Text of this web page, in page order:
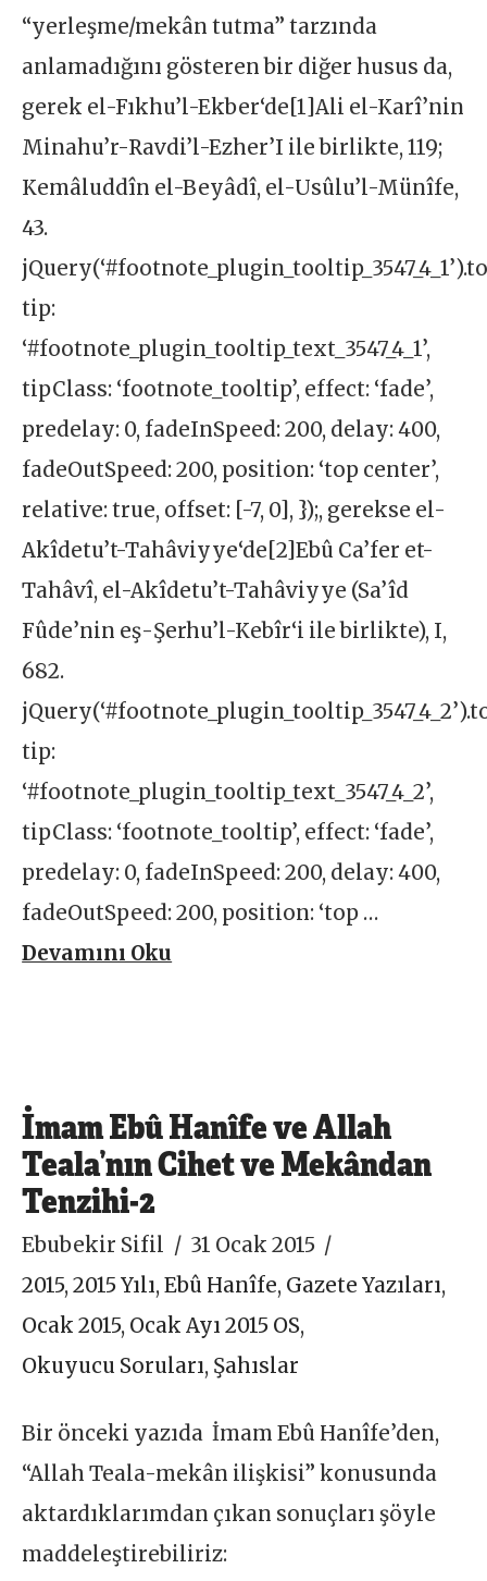
“yerleşme/mekân tutma” tarzında
anlamadığını gösteren bir diğer husus da,
gerek el-Fıkhu’l-Ekber‘de[1]Ali el-Karî’nin
Minahu’r-Ravdi’l-Ezher’I ile birlikte, 119;
Kemâluddîn el-Beyâdî, el-Usûlu’l-Münîfe,
43.
tip:
‘#footnote_plugin_tooltip_text_3547_4_1’,
tipClass: ‘footnote_tooltip’, effect: ‘fade’,
predelay: 0, fadeInSpeed: 200, delay: 400,
fadeOutSpeed: 200, position: ‘top center’,
relative: true, offset: [-7, 0], });, gerekse el-
Akîdetu’t-Tahâviyye‘de[2]Ebû Ca’fer et-
Tahâvî, el-Akîdetu’t-Tahâviyye (Sa’îd
Fûde’nin eş-Şerhu’l-Kebîr‘i ile birlikte), I,
682.
tip:
‘#footnote_plugin_tooltip_text_3547_4_2’,
tipClass: ‘footnote_tooltip’, effect: ‘fade’,
predelay: 0, fadeInSpeed: 200, delay: 400,
fadeOutSpeed: 200, position: ‘top …
Devamını Oku
İmam Ebû Hanîfe ve Allah
Teala’nın Cihet ve Mekândan
Tenzihi-2
Ebubekir Sifil
31 Ocak 2015
2015,2015 Yılı,Ebû Hanîfe, Gazete Yazıları,
Ocak 2015, Ocak Ayı 2015 OS,
Okuyucu Soruları, Şahıslar
Bir önceki yazıda İmam Ebû Hanîfe’den,
“Allah Teala-mekân ilişkisi” konusunda
aktardıklarımdan çıkan sonuçları şöyle
maddeleştirebiliriz: